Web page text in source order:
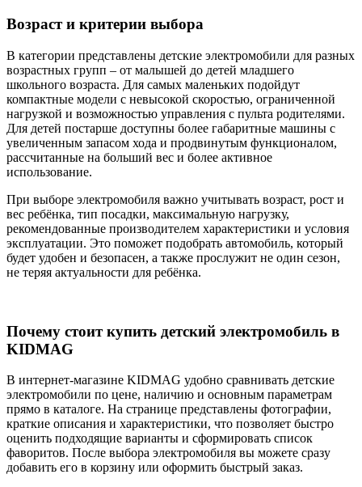
Возраст и критерии выбора
В категории представлены детские электромобили для разных
возрастных групп – от малышей до детей младшего
школьного возраста. Для самых маленьких подойдут
компактные модели с невысокой скоростью, ограниченной
нагрузкой и возможностью управления с пульта родителями.
Для детей постарше доступны более габаритные машины с
увеличенным запасом хода и продвинутым функционалом,
рассчитанные на больший вес и более активное
использование.
При выборе электромобиля важно учитывать возраст, рост и
вес ребёнка, тип посадки, максимальную нагрузку,
рекомендованные производителем характеристики и условия
эксплуатации. Это поможет подобрать автомобиль, который
будет удобен и безопасен, а также прослужит не один сезон,
не теряя актуальности для ребёнка.
Почему стоит купить детский электромобиль в
KIDMAG
В интернет-магазине KIDMAG удобно сравнивать детские
электромобили по цене, наличию и основным параметрам
прямо в каталоге. На странице представлены фотографии,
краткие описания и характеристики, что позволяет быстро
оценить подходящие варианты и сформировать список
фаворитов. После выбора электромобиля вы можете сразу
добавить его в корзину или оформить быстрый заказ.